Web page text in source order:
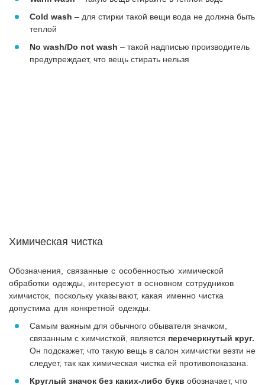
Cold wash – для стирки такой вещи вода не должна быть
теплой
No wash/Do not wash – такой надписью производитель
предупреждает, что вещь стирать нельзя
Химическая чистка
Обозначения, связанные с особенностью химической
обработки одежды, интересуют в основном сотрудников
химчисток, поскольку указывают, какая именно чистка
допустима для конкретной одежды.
Самым важным для обычного обывателя значком,
связанным с химчисткой, является перечеркнутый круг.
Он подскажет, что такую вещь в салон химчистки везти не
следует, так как химическая чистка ей противопоказана.
Круглый значок без каких-либо букв обозначает, что